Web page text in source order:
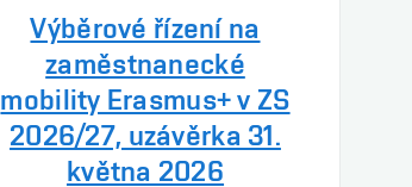
Výběrové řízení na
zaměstnanecké
mobility Erasmus+ v ZS
2026/27, uzávěrka 31.
května 2026